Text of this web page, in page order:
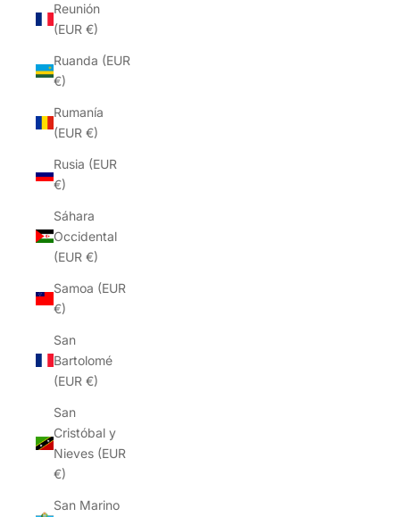
Reunión
(EUR €)
Ruanda (EUR
€)
Rumanía
(EUR €)
Rusia (EUR
€)
Sáhara
Occidental
(EUR €)
Samoa (EUR
€)
San
Bartolomé
(EUR €)
San
Cristóbal y
Nieves (EUR
€)
San Marino